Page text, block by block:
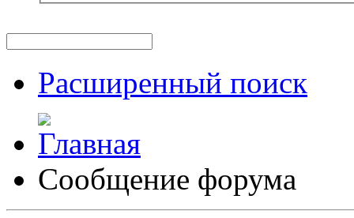
Расширенный поиск
Сообщение форума